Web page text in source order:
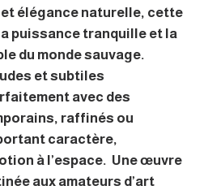
élégance naturelle, cette
puissance tranquille et la
du monde sauvage.
et subtiles
avec des
raffinés ou
caractère,
à l’espace. Une œuvre
aux amateurs d’art